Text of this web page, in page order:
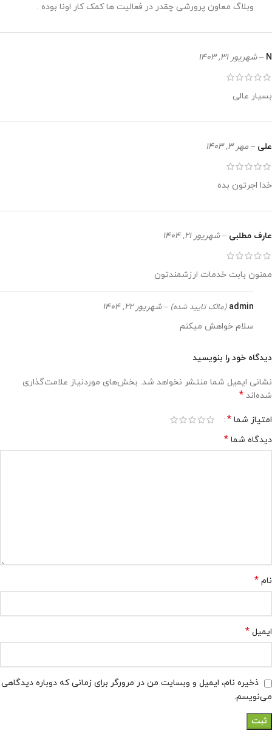
وبلاگ معاون پرورشی چقدر در فعالیت ها کمک کار اونا بوده .
N
– شهریور 31, 1403
بسیار عالی
علی – مهر 3, 1403
خدا اجرتون بده
عارف مطلبی – شهریور 21, 1404
ممنون بابت خدمات ارزشمندتون
admin (مالک تایید شده) – شهریور 22, 1404
سلام خواهش میکنم
دیدگاه خود را بنویسید
نشانی ایمیل شما منتشر نخواهد شد. بخش‌های موردنیاز علامت‌گذاری
شده‌اند *
امتیاز شما *
دیدگاه شما *
نام *
ایمیل *
ذخیره نام، ایمیل و وبسایت من در مرورگر برای زمانی که دوباره دیدگاهی
می‌نویسم.